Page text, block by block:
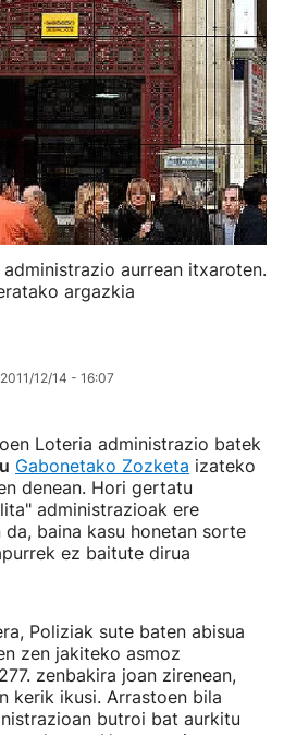
aurrean itxaroten.
argazkia
2011/12/14 - 16:07
Loteria administrazio batek
Gabonetako Zozketa izateko
denean. Hori gertatu
administrazioak ere
baina kasu honetan sorte
ez baitute dirua
Poliziak sute baten abisua
zen jakiteko asmoz
zenbakira joan zirenean,
kerik ikusi. Arrastoen bila
butroi bat aurkitu